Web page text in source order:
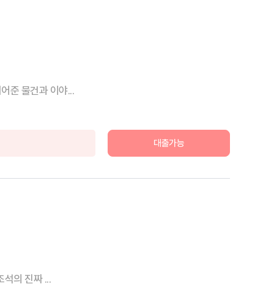
준 물건과 이야...
대출가능
석의 진짜 ...